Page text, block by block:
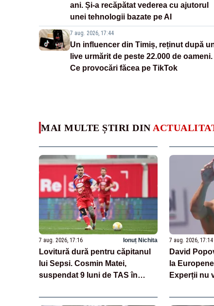
ani. Și-a recăpătat vederea cu ajutorul
unei tehnologii bazate pe AI
7 aug. 2026, 17:44
Un influencer din Timiș, reținut după
live urmărit de peste 22.000 de oameni.
Ce provocări făcea pe TikTok
MAI MULTE ȘTIRI DIN
7 aug. 2026, 17:16 Ionuț Nichita
Lovitură dură pentru căpitanul
lui Sepsi. Cosmin Matei,
suspendat 9 luni de TAS în
7 aug. 2026, 17:14
David
la
Experții nu